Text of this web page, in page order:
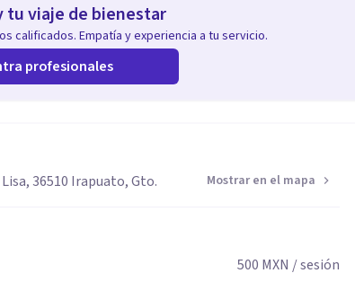
tu viaje de bienestar
calificados. Empatía y experiencia a tu servicio.
profesionales
36510 Irapuato, Gto.
Mostrar en el mapa
500 MXN / sesión